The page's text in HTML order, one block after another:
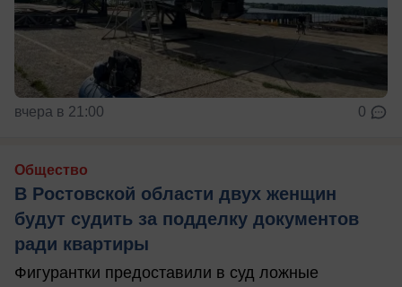
вчера в 21:00 0
Общество
В Ростовской области двух женщин
будут судить за подделку документов
ради квартиры
Фигурантки предоставили в суд ложные